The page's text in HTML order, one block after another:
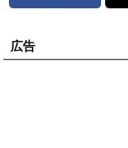
広告